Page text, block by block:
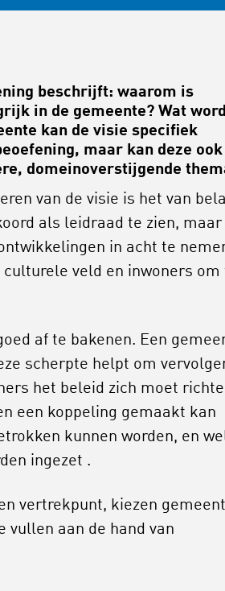
beschrijft: waarom is
in de gemeente? Wat
kan de visie specifiek
maar kan deze ook
domeinoverstijgende
van de visie is het van
als leidraad te zien, maar
in acht te
veld en inwoners om
af te bakenen. Een
scherpte helpt om
het beleid zich moet
een koppeling gemaakt kan
kunnen worden, en
ingezet .
vertrekpunt, kiezen
vullen aan de hand van